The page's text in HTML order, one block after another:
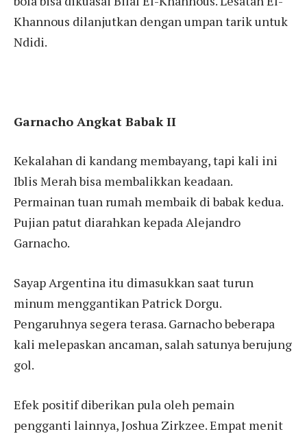
Khannous dilanjutkan dengan umpan tarik untuk
Ndidi.
Garnacho Angkat Babak II
Kekalahan di kandang membayang, tapi kali ini
Iblis Merah bisa membalikkan keadaan.
Permainan tuan rumah membaik di babak kedua.
Pujian patut diarahkan kepada Alejandro
Garnacho.
Sayap Argentina itu dimasukkan saat turun
minum menggantikan Patrick Dorgu.
Pengaruhnya segera terasa. Garnacho beberapa
kali melepaskan ancaman, salah satunya berujung
gol.
Efek positif diberikan pula oleh pemain
pengganti lainnya, Joshua Zirkzee. Empat menit